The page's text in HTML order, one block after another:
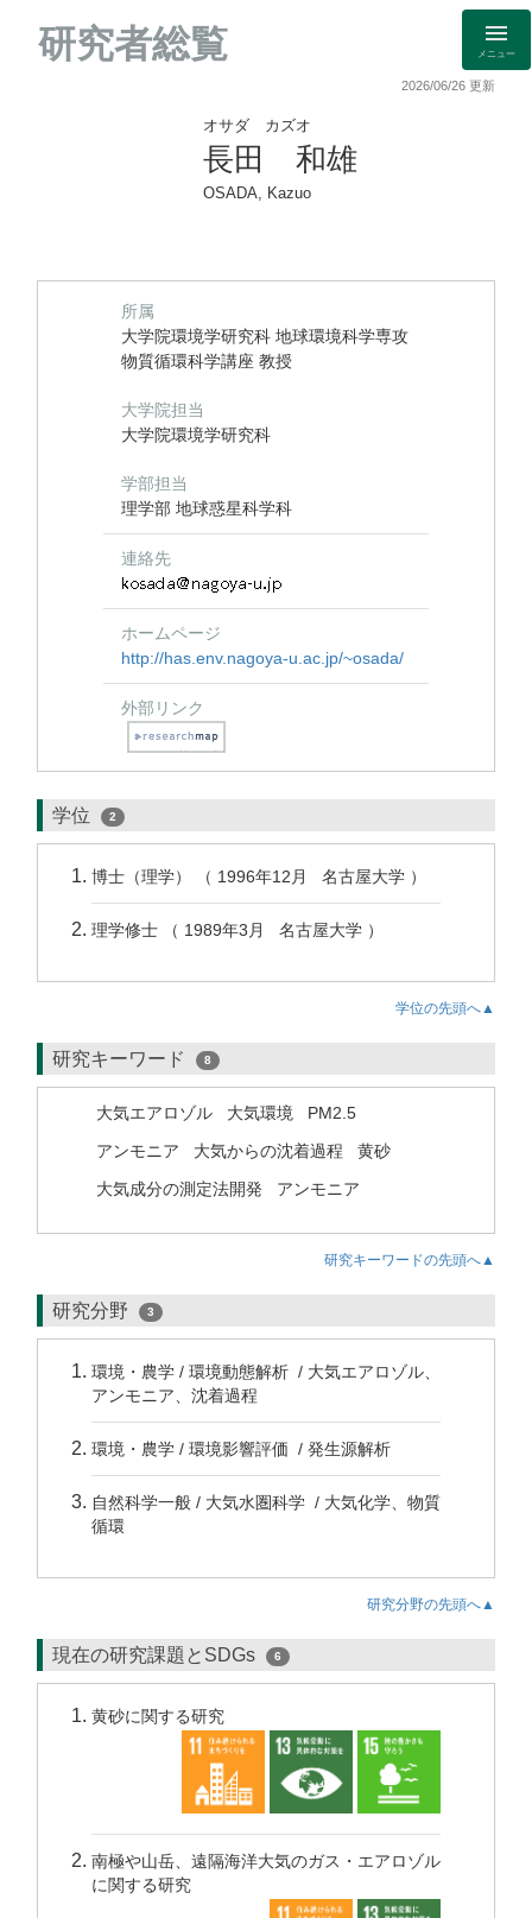
研究者総覧 メニュー
2026/06/26 更新
オサダ カズオ
長田 和雄
OSADA, Kazuo
所属
大学院環境学研究科 地球環境科学専攻
物質循環科学講座 教授
大学院担当
大学院環境学研究科
学部担当
理学部 地球惑星科学科
連絡先
ホームページ
http://has.env.nagoya-u.ac.jp/~osada/
外部リンク
学位 2
博士（理学） （ 1996年12月 名古屋大学 ）
理学修士 （ 1989年3月 名古屋大学 ）
学位の先頭へ▲
研究キーワード 8
大気エアロゾル 大気環境
PM2.5
アンモニア
大気からの沈着過程
黄砂
大気成分の測定法開発
アンモニア
研究キーワードの先頭へ▲
研究分野 3
環境・農学 / 環境動態解析 / 大気エアロゾル、
アンモニア、沈着過程
環境・農学 / 環境影響評価 / 発生源解析
自然科学一般 / 大気水圏科学 / 大気化学、物質
循環
研究分野の先頭へ▲
現在の研究課題とSDGs 6
黄砂に関する研究
南極や山岳、遠隔海洋大気のガス・エアロゾル
に関する研究